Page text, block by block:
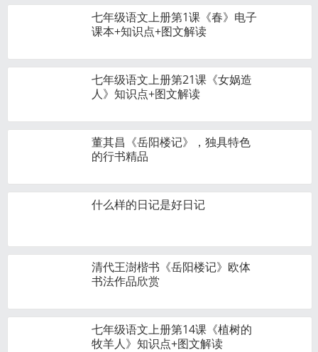
七年级语文上册第1课《春》电子
课本+知识点+图文解读
七年级语文上册第21课《女娲造
人》知识点+图文解读
董其昌《岳阳楼记》，独具特色
的行书精品
什么样的日记是好日记
清代王澍楷书《岳阳楼记》欧体
书法作品欣赏
七年级语文上册第14课《植树的
牧羊人》知识点+图文解读